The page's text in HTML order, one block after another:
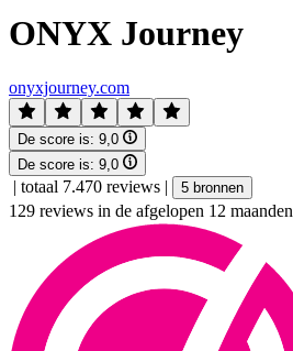
ONYX Journey
onyxjourney.com
De score is: 9,0
De score is: 9,0
| totaal 7.470 reviews | 5 bronnen
129 reviews in de afgelopen 12 maanden